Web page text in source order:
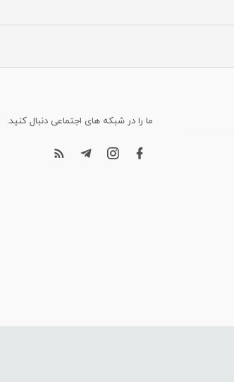
ما را در شبکه های اجتماعی دنبال کنید.